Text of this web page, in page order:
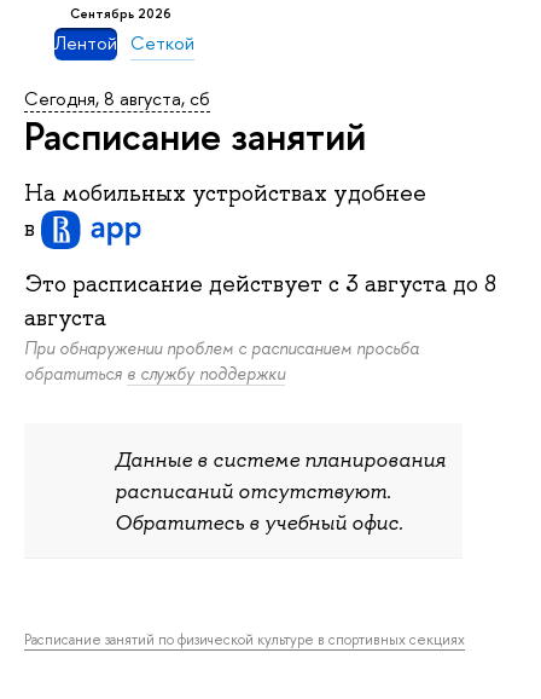
сентябрь 2026
Лентой Сеткой
Сегодня, 8 августа, сб
Расписание занятий
На мобильных устройствах удобнее
в
Это расписание действует c 3 августа до 8
августа
При обнаружении проблем с расписанием просьба
обратиться в службу поддержки
Данные в системе планирования
расписаний отсутствуют.
Обратитесь в учебный офис.
Расписание занятий по физической культуре в спортивных секциях